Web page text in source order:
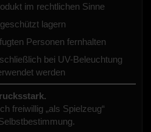
im rechtlichen Sinne
lagern
Personen fernhalten
bei UV-Beleuchtung
werden
freiwillig „als Spielzeug“